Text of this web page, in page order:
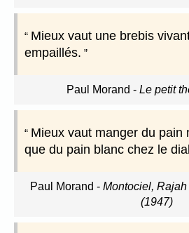
Mieux vaut une brebis
empaillés.
Paul Morand - Le petit
Mieux vaut manger du pain
que du pain blanc chez le
Paul Morand - Montociel,
(1947)